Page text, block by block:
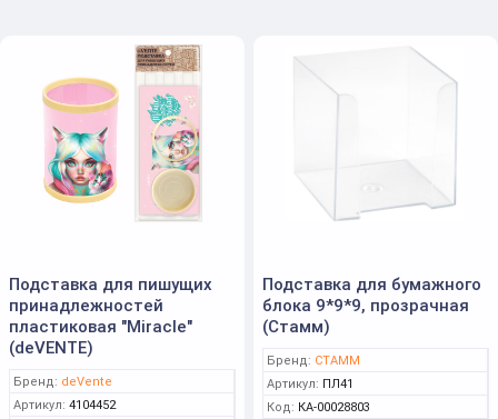
Подставка для пишущих
принадлежностей
пластиковая "Miracle"
(deVENTE)
Бренд: deVente
Артикул: 4104452
Подставка для бумажного
блока 9*9*9, прозрачная
(Стамм)
Бренд: СТАММ
Артикул: ПЛ41
Код: КА-00028803